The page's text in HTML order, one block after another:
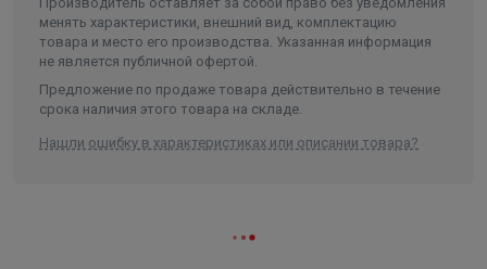
Объем 0.000136
менять характеристики, внешний вид, комплектацию
товара и место его производства. Указанная информация
не является публичной офертой.
Предложение по продаже товара действительно в течение
срока наличия этого товара на складе.
Нашли ошибку в характеристиках или описании товара?